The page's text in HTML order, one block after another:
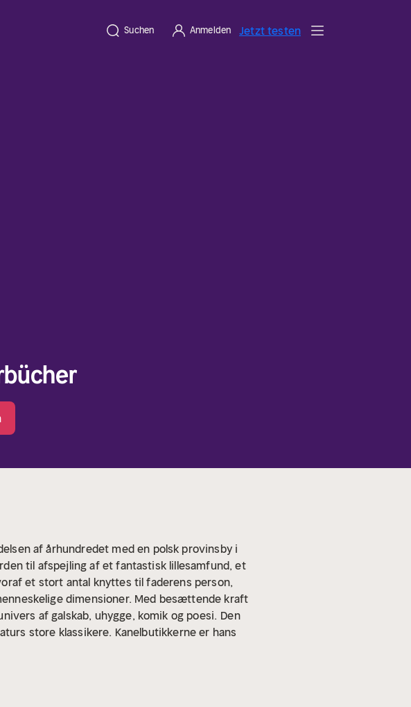
Suchen Anmelden Jetzt testen
af århundredet med en polsk provinsby i
til afspejling af et fantastisk lillesamfund, et
et stort antal knyttes til faderens person,
dimensioner. Med besættende kraft
af galskab, uhygge, komik og poesi. Den
store klassikere. Kanelbutikkerne er hans